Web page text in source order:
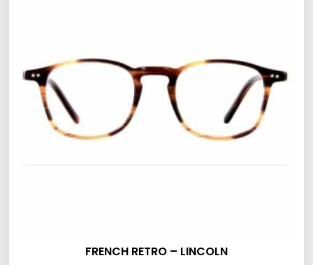
FRENCH RETRO – LINCOLN